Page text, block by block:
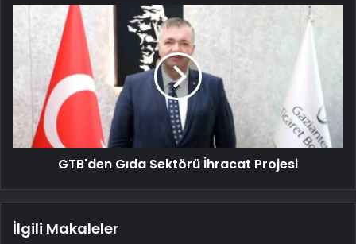
GTB'den Gıda Sektörü İhracat Projesi
İlgili Makaleler